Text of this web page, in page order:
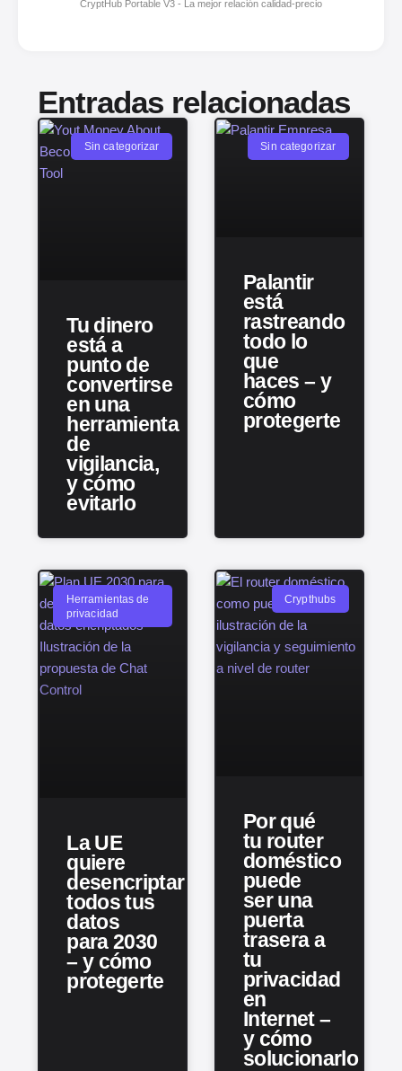
Entradas relacionadas
Sin categorizar
Tu dinero
está a
punto de
convertirse
en una
herramienta
de
vigilancia,
y cómo
evitarlo
Sin categorizar
Palantir
está
rastreando
todo lo
que
haces – y
cómo
protegerte
Herramientas de
privacidad
La UE
quiere
desencriptar
todos tus
datos
para 2030
– y cómo
protegerte
Crypthubs
Por qué
tu router
doméstico
puede
ser una
puerta
trasera a
tu
privacidad
en
Internet –
y cómo
solucionarlo